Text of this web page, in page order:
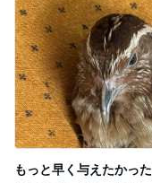
もっと早く与えたかっ